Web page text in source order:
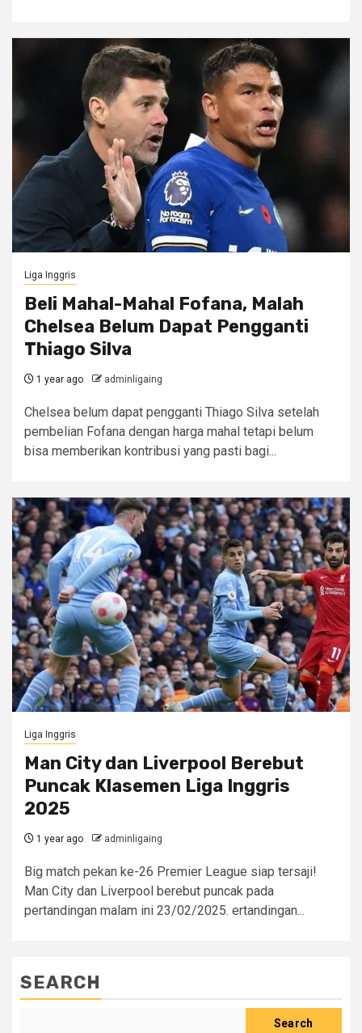
Liga Inggris
Beli Mahal-Mahal Fofana, Malah
Chelsea Belum Dapat Pengganti
Thiago Silva
1 year ago adminligaing
Chelsea belum dapat pengganti Thiago Silva setelah
pembelian Fofana dengan harga mahal tetapi belum
bisa memberikan kontribusi yang pasti bagi...
Liga Inggris
Man City dan Liverpool Berebut
Puncak Klasemen Liga Inggris
2025
1 year ago adminligaing
Big match pekan ke-26 Premier League siap tersaji!
Man City dan Liverpool berebut puncak pada
pertandingan malam ini 23/02/2025. ertandingan...
SEARCH
Search